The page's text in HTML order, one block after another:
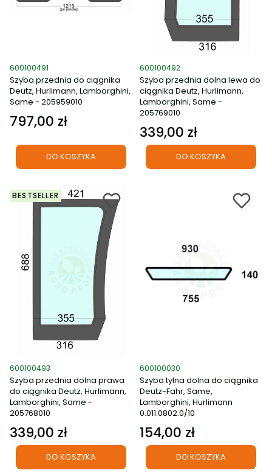
Kod produktu
600100491
Szyba przednia do ciągnika
Deutz, Hurlimann, Lamborghini,
Same - 205959010
Cena
797,00 zł
DO KOSZYKA
Kod produktu
600100492
Szyba przednia dolna lewa do
ciągnika Deutz, Hurlimann,
Lamborghini, Same -
205769010
Cena
339,00 zł
DO KOSZYKA
BESTSELLER
Kod produktu
600100493
Szyba przednia dolna prawa
do ciągnika Deutz, Hurlimann,
Lamborghini, Same -
205768010
Cena
339,00 zł
DO KOSZYKA
Kod produktu
600100030
Szyba tylna dolna do ciągnika
Deutz-Fahr, Same,
Lamborghini, Hurlimann
0.011.0802.0/10
Cena
154,00 zł
DO KOSZYKA